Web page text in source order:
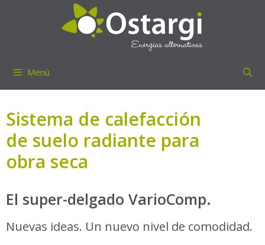
Menú
Sistema de calefacción
de suelo radiante para
obra seca
El super-delgado VarioComp.
Nuevas ideas. Un nuevo nivel de comodidad.